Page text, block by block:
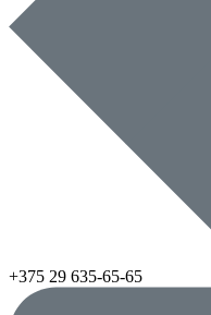
+375 29 635-65-65